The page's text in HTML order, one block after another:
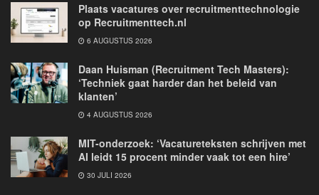
Plaats vacatures over recruitmenttechnologie
op Recruitmenttech.nl
6 AUGUSTUS 2026
Daan Huisman (Recruitment Tech Masters):
‘Techniek gaat harder dan het beleid van
klanten’
4 AUGUSTUS 2026
MIT-onderzoek: ‘Vacatureteksten schrijven met
AI leidt 15 procent minder vaak tot een hire’
30 JULI 2026